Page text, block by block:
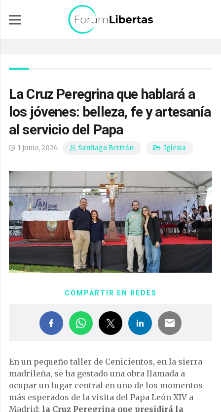
La Cruz Peregrina que hablará a
los jóvenes: belleza, fe y artesanía
al servicio del Papa
1 junio, 2026 Santiago Bertrán Iglesia
COMPARTIR EN REDES
En un pequeño taller de Cenicientos, en la sierra
madrileña, se ha gestado una obra llamada a
ocupar un lugar central en uno de los momentos
más esperados de la visita del Papa León XIV a
Madrid: la Cruz Peregrina que presidirá la